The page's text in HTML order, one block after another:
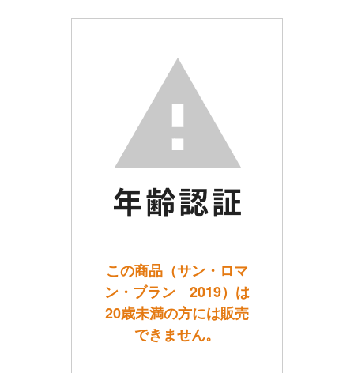
この商品（サン・ロマ
ン・ブラン 2019）は
20歳未満の方には販売
できません。